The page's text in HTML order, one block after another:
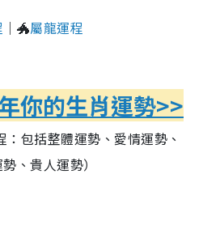
｜🐲屬龍運程
你的生肖運勢>>
：包括整體運勢、愛情運勢、
、貴人運勢）